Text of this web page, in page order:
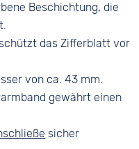
Beschichtung, die
das Zifferblatt vor
von ca. 43 mm.
gewährt einen
sicher